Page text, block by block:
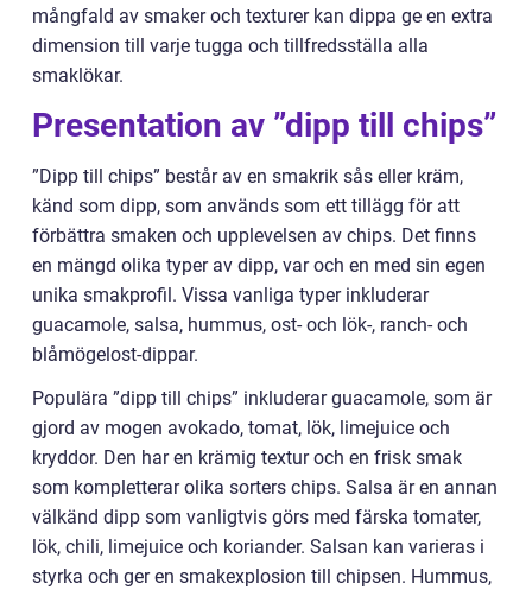
mångfald av smaker och texturer kan dippa ge en extra
dimension till varje tugga och tillfredsställa alla
smaklökar.
Presentation av ”dipp till chips”
”Dipp till chips” består av en smakrik sås eller kräm,
känd som dipp, som används som ett tillägg för att
förbättra smaken och upplevelsen av chips. Det finns
en mängd olika typer av dipp, var och en med sin egen
unika smakprofil. Vissa vanliga typer inkluderar
guacamole, salsa, hummus, ost- och lök-, ranch- och
blåmögelost-dippar.
Populära ”dipp till chips” inkluderar guacamole, som är
gjord av mogen avokado, tomat, lök, limejuice och
kryddor. Den har en krämig textur och en frisk smak
som kompletterar olika sorters chips. Salsa är en annan
välkänd dipp som vanligtvis görs med färska tomater,
lök, chili, limejuice och koriander. Salsan kan varieras i
styrka och ger en smakexplosion till chipsen. Hummus,